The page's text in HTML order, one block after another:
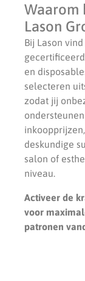
Waarom
Lason
Bij Lason
en
selecteren
zodat jij
deskundige
salon of
niveau.
Activeer de
voor
patronen